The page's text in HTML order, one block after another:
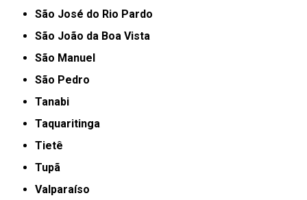
São José do Rio Pardo
São João da Boa Vista
São Manuel
São Pedro
Tanabi
Taquaritinga
Tietê
Tupã
Valparaíso